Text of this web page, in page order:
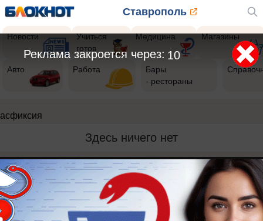
Ставрополь
Новости
Учиться
готов
Медицина Магазины
Авто Работа
Бары
- рестораны
асфиксия
Здесь ничего нет
Реклама на сайте
Контакты
Вакансии
Информация
10
Реклама закроется через: